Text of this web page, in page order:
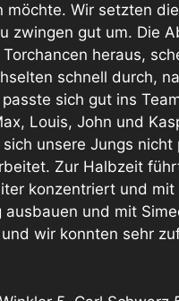
möchte. Wir setzten
zwingen gut um. Die
heraus,
schnell durch,
sich gut ins
Louis, John und
unsere Jungs
Zur Halbzeit
konzentriert und
und mit
wir konnten sehr